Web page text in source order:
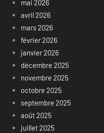
mai 2026
avril 2026
mars 2026
février 2026
janvier 2026
décembre 2025
novembre 2025
octobre 2025
septembre 2025
août 2025
juillet 2025